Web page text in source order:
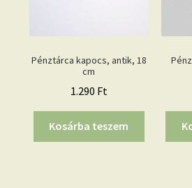
Pénztárca kapocs, antik, 18
cm
1.290 Ft
Kosárba teszem